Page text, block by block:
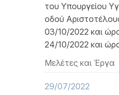
του Υπουργείου
οδού
03/10/2022 και
24/10/2022 και
Μελέτες και Έργα
29/07/2022